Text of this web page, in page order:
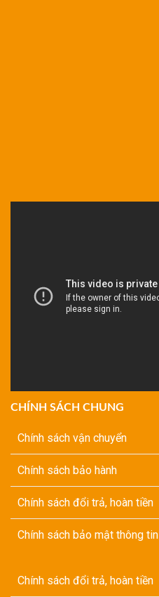
CHÍNH SÁCH CHUNG
Chính sách vận chuyển
Chính sách bảo hành
Chính sách đổi trả, hoàn tiền
Chính sách bảo mật thông tin
Chính sách đổi trả, hoàn tiền